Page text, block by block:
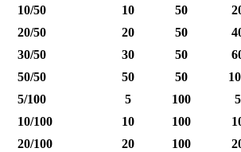
10/50
10 50
20/50
20 50
30/50
30 50
50/50
50 50
5/100
5 100
10/100
10 100
20/100
20 100